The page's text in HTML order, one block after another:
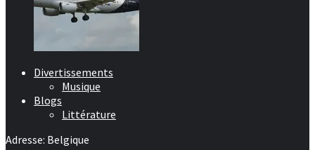
Divertissements
Musique
Blogs
Littérature
Adresse: Belgique